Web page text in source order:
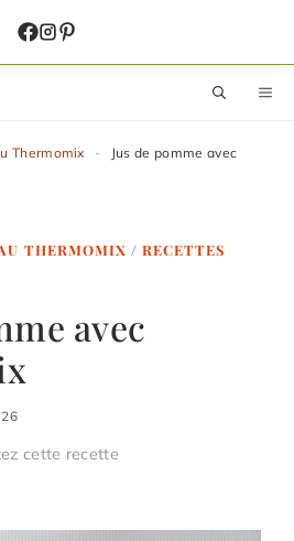
Thermomix -
Jus de pomme avec
THERMOMIX / RECETTES
avec
cette recette